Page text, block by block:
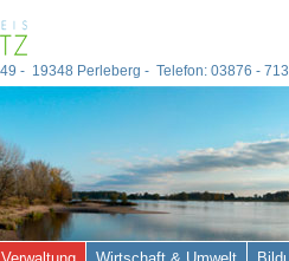
49 - 19348 Perleberg - Telefon: 03876 -